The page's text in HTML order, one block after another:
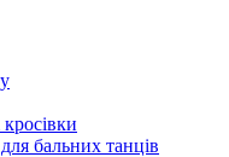
бальних танців